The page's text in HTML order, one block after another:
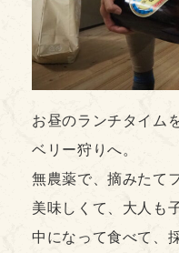
お昼のランチタイム
ベリー狩りへ。
無農薬で、摘みたて
美味しくて、大人も
中になって食べて、